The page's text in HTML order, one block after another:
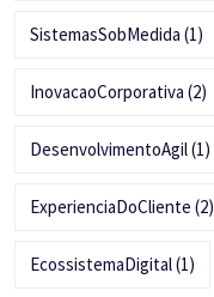
SistemasSobMedida (1)
InovacaoCorporativa (2)
DesenvolvimentoAgil(1)
ExperienciaDoCliente (2)
EcossistemaDigital(1)